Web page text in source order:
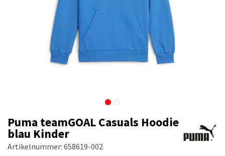
Puma teamGOAL Casuals Hoodie
blau Kinder
Artikelnummer: 658619-002